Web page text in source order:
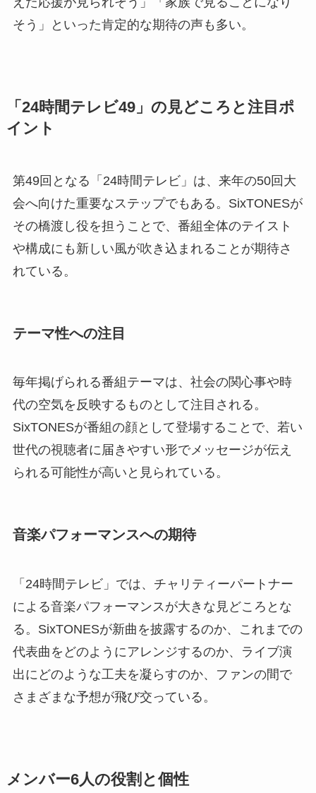
そう」といった肯定的な期待の声も多い。
「24時間テレビ49」の見どころと注目ポ
イント
第49回となる「24時間テレビ」は、来年の50回大
会へ向けた重要なステップでもある。SixTONESが
その橋渡し役を担うことで、番組全体のテイスト
や構成にも新しい風が吹き込まれることが期待さ
れている。
テーマ性への注目
毎年掲げられる番組テーマは、社会の関心事や時
代の空気を反映するものとして注目される。
SixTONESが番組の顔として登場することで、若い
世代の視聴者に届きやすい形でメッセージが伝え
られる可能性が高いと見られている。
音楽パフォーマンスへの期待
「24時間テレビ」では、チャリティーパートナー
による音楽パフォーマンスが大きな見どころとな
る。SixTONESが新曲を披露するのか、これまでの
代表曲をどのようにアレンジするのか、ライブ演
出にどのような工夫を凝らすのか、ファンの間で
さまざまな予想が飛び交っている。
メンバー6人の役割と個性